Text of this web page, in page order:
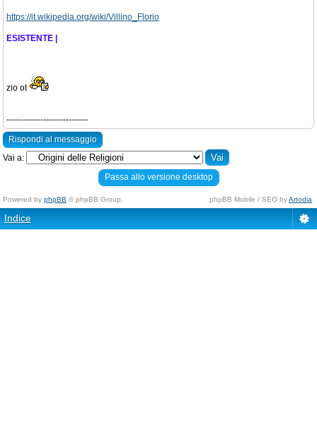
https://it.wikipedia.org/wiki/Villino_Florio
ESISTENTE |
zio ot
-----------------------------
Rispondi al messaggio
Vai a:
Passa allo versione desktop
Powered by phpBB © phpBB Group. phpBB Mobile / SEO byArtodia
Indice